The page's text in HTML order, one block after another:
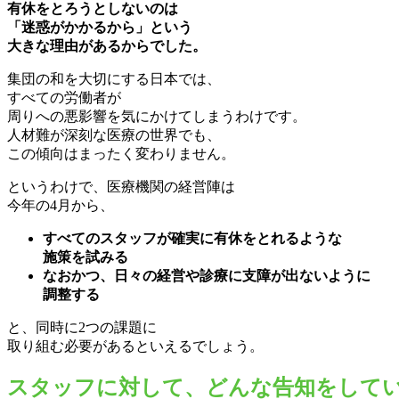
有休をとろうとしないのは
「迷惑がかかるから」という
大きな理由があるからでした。
集団の和を大切にする日本では、
すべての労働者が
周りへの悪影響を気にかけてしまうわけです。
人材難が深刻な医療の世界でも、
この傾向はまったく変わりません。
というわけで、医療機関の経営陣は
今年の4月から、
すべてのスタッフが確実に有休をとれるような
施策を試みる
なおかつ、日々の経営や診療に支障が出ないように
調整する
と、同時に2つの課題に
取り組む必要があるといえるでしょう。
スタッフに対して、どんな告知をして